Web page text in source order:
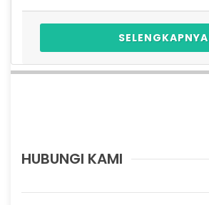
SELENGKAPNYA
HUBUNGI KAMI